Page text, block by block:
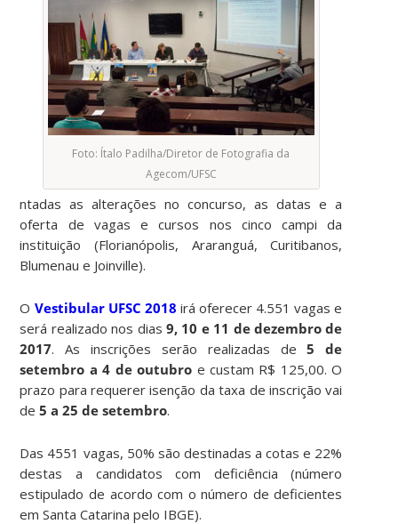
Foto: Ítalo Padilha/Diretor de Fotografia da
Agecom/UFSC
ntadas as alterações no concurso, as datas e a
oferta de vagas e cursos nos cinco campi da
instituição (Florianópolis, Araranguá, Curitibanos,
Blumenau e Joinville).
O Vestibular UFSC 2018 irá oferecer 4.551 vagas e
será realizado nos dias 9, 10 e 11 de dezembro de
2017. As inscrições serão realizadas de5 de
setembro a 4 de outubro e custam R$ 125,00. O
prazo para requerer isenção da taxa de inscrição vai
de5 a 25 de setembro.
Das 4551 vagas, 50% são destinadas a cotas e 22%
destas a candidatos com deficiência (número
estipulado de acordo com o número de deficientes
em Santa Catarina pelo IBGE).